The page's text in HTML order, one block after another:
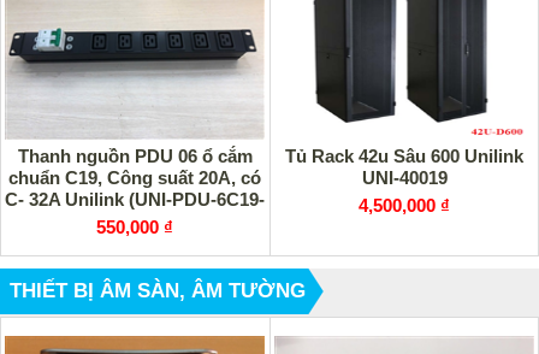
Thanh nguồn PDU 06 ổ cắm
chuẩn C19, Công suất 20A, có
C- 32A Unilink (UNI-PDU-6C19-
C32) cao cấp
550,000 ₫
Tủ Rack 42u Sâu 600 Unilink
UNI-40019
4,500,000 ₫
THIẾT BỊ ÂM SÀN, ÂM TƯỜNG